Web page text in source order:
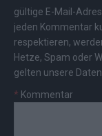
gültige E-Mail-
jeden Kommentar
respektieren,
Hetze, Spam oder
gelten unsere
* Kommentar